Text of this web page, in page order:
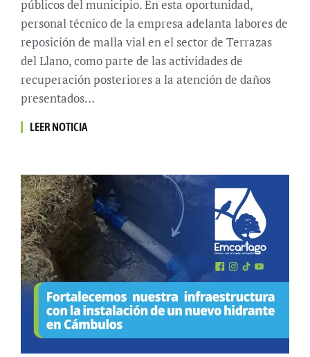
públicos del municipio. En esta oportunidad,
personal técnico de la empresa adelanta labores de
reposición de malla vial en el sector de Terrazas
del Llano, como parte de las actividades de
recuperación posteriores a la atención de daños
presentados…
LEER NOTICIA